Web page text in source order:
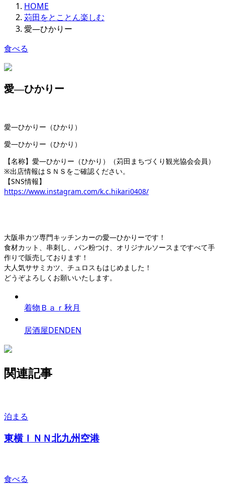
HOME
苅田をとことん楽しむ
愛―ひかりー
食べる
愛―ひかりー
愛―ひかりー（ひかり）
愛―ひかりー（ひかり）
【名称】愛―ひかりー（ひかり）（苅田まちづくり観光協会会員）
※出店情報はＳＮＳをご確認ください。
【SNS情報】
https://www.instagram.com/k.c.hikari0408/
大阪串カツ専門キッチンカーの愛―ひかりーです！
食材カット、串刺し、パン粉つけ、オリジナルソースまですべて手
作りで販売しております！
大人気ササミカツ、チュロスもはじめました！
どうぞよろしくお願いいたします。
着物Ｂａｒ秋月
居酒屋DENDEN
関連記事
泊まる
東横ＩＮＮ北九州空港
食べる